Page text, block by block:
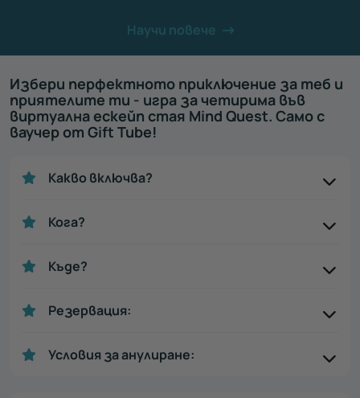
Научи повече
Избери перфектното приключение за теб и
приятелите ти - игра за четирима във
виртуална ескейп стая Mind Quest. Само с
ваучер от Gift Tube!
Какво включва?
Кога?
Къде?
Резервация:
Условия за анулиране: